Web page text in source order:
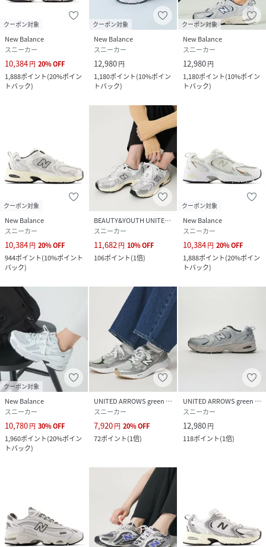
クーポン対象
New Balance
スニーカー
10,384円 20%OFF
1,888ポイント(20%ポイン
トバック)
クーポン対象
New Balance
スニーカー
12,980円
1,180ポイント(10%ポイン
トバック)
クーポン対象
New Balance
スニーカー
12,980円
1,180ポイント(10%ポイン
トバック)
クーポン対象
New Balance
スニーカー
10,384円 20%OFF
944ポイント(10%ポイント
バック)
BEAUTY&YOUTH UNITED ARROWS
スニーカー
11,682 円 10%OFF
106ポイント(1倍)
クーポン対象
New Balance
スニーカー
10,384円 20%OFF
1,888ポイント(20%ポイン
トバック)
クーポン対象
New Balance
スニーカー
10,780円 30%OFF
1,960ポイント(20%ポイン
トバック)
UNITED ARROWS green label relaxing
スニーカー
7,920円 20%OFF
72ポイント(1倍)
UNITED ARROWS green label relaxing
スニーカー
12,980円
118ポイント(1倍)